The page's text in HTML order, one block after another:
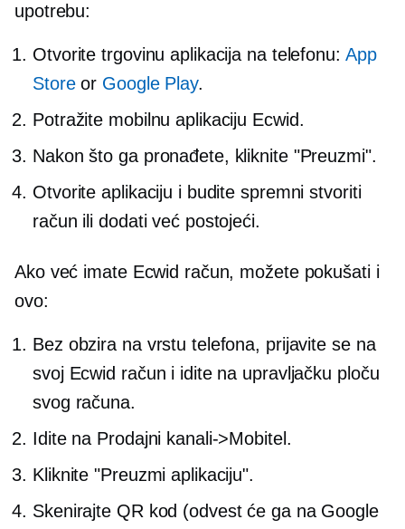
upotrebu:
Otvorite trgovinu aplikacija na telefonu: App
Storeor Google Play.
Potražite mobilnu aplikaciju Ecwid.
Nakon što ga pronađete, kliknite "Preuzmi".
Otvorite aplikaciju i budite spremni stvoriti
račun ili dodati već postojeći.
Ako već imate Ecwid račun, možete pokušati i
ovo:
Bez obzira na vrstu telefona, prijavite se na
svoj Ecwid račun i idite na upravljačku ploču
svog računa.
Idite na Prodajni kanali->Mobitel.
Kliknite "Preuzmi aplikaciju".
Skenirajte QR kod (odvest će ga na Google